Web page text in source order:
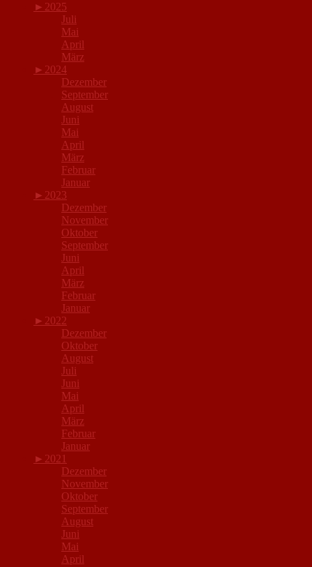
► 2025
Juli
Mai
April
März
► 2024
Dezember
September
August
Juni
Mai
April
März
Februar
Januar
► 2023
Dezember
November
Oktober
September
Juni
April
März
Februar
Januar
► 2022
Dezember
Oktober
August
Juli
Juni
Mai
April
März
Februar
Januar
► 2021
Dezember
November
Oktober
September
August
Juni
Mai
April